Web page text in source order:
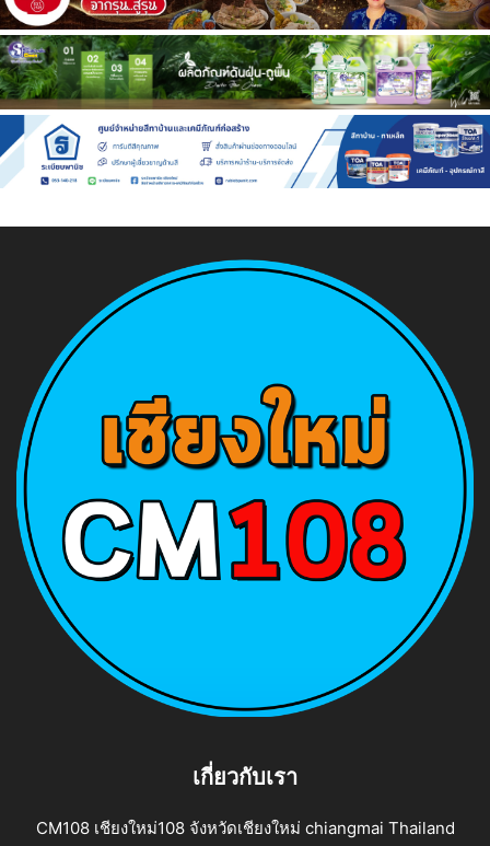
เกี่ยวกับเรา
CM108 เชียงใหม่108 จังหวัดเชียงใหม่ chiangmai Thailand